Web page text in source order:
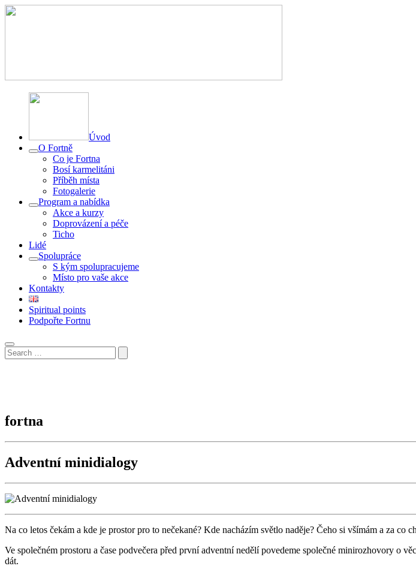
Úvod
O Fortně
Co je Fortna
Bosí karmelitáni
Příběh místa
Fotogalerie
Program a nabídka
Akce a kurzy
Doprovázení a péče
Ticho
Lidé
Spolupráce
S kým spolupracujeme
Místo pro vaše akce
Kontakty
Spiritual points
Podpořte Fortnu
fortna
Adventní minidialogy
Na co letos čekám a kde je prostor pro to nečekané? Kde nacházím světlo naděje? Čeho si všímám a za
Ve společném prostoru a čase podvečera před první adventní nedělí povedeme společné minirozhovory o
dát.